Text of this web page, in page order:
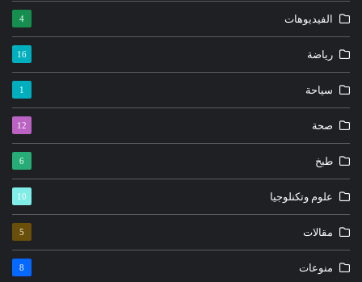
الفيديوهات 4
رياضة 16
سياحة 1
صحة 12
طبخ 6
علوم وتكنلوجيا 10
مقالات 5
منوعات 8